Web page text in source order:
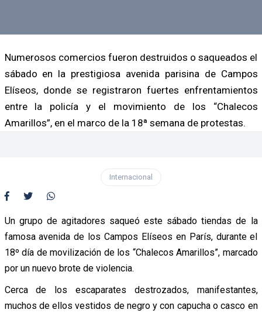
Numerosos comercios fueron destruidos o saqueados el
sábado en la prestigiosa avenida parisina de Campos
Elíseos, donde se registraron fuertes enfrentamientos
entre la policía y el movimiento de los “Chalecos
Amarillos”, en el marco de la 18ª semana de protestas.
Internacional
Un grupo de agitadores saqueó este sábado tiendas de la
famosa avenida de los Campos Elíseos en París, durante el
18º día de movilización de los “Chalecos Amarillos”, marcado
por un nuevo brote de violencia.
Cerca de los escaparates destrozados, manifestantes,
muchos de ellos vestidos de negro y con capucha o casco en